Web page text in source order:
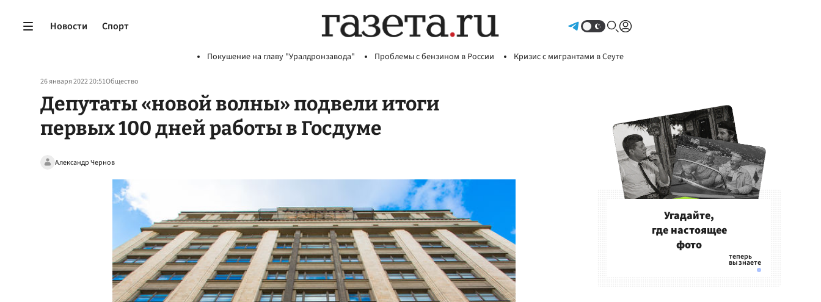
Новости Спорт
Покушение на главу "Уралдронзавода" Проблемы с бензином в России Кризис с мигрантами в Сеуте
26 января 2022 20:51Общество
Депутаты «новой волны» подвели итоги
первых 100 дней работы в Госдуме
Александр Чернов
Угадайте,
где настоящее
фото